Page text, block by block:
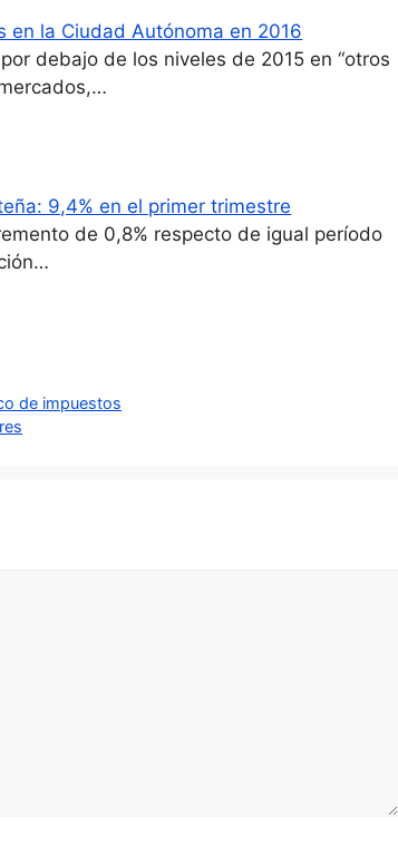
en la Ciudad Autónoma en 2016
debajo de los niveles de 2015 en “otros
9,4% en el primer trimestre
de 0,8% respecto de igual período
de impuestos